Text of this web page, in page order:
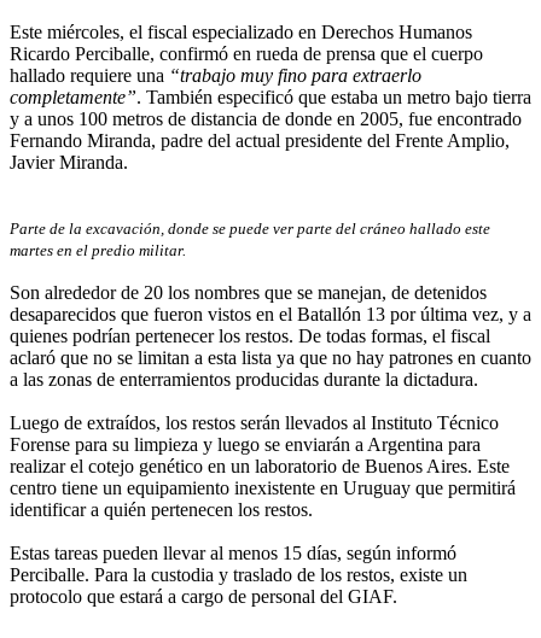
Este miércoles, el fiscal especializado en Derechos Humanos
Ricardo Perciballe, confirmó en rueda de prensa que el cuerpo
hallado requiere una “trabajo muy fino para extraerlo
completamente”. También especificó que estaba un metro bajo tierra
y a unos 100 metros de distancia de donde en 2005, fue encontrado
Fernando Miranda, padre del actual presidente del Frente Amplio,
Javier Miranda.
Parte de la excavación, donde se puede ver parte del cráneo hallado este
martes en el predio militar.
Son alrededor de 20 los nombres que se manejan, de detenidos
desaparecidos que fueron vistos en el Batallón 13 por última vez, y a
quienes podrían pertenecer los restos. De todas formas, el fiscal
aclaró que no se limitan a esta lista ya que no hay patrones en cuanto
a las zonas de enterramientos producidas durante la dictadura.
Luego de extraídos, los restos serán llevados al Instituto Técnico
Forense para su limpieza y luego se enviarán a Argentina para
realizar el cotejo genético en un laboratorio de Buenos Aires. Este
centro tiene un equipamiento inexistente en Uruguay que permitirá
identificar a quién pertenecen los restos.
Estas tareas pueden llevar al menos 15 días, según informó
Perciballe. Para la custodia y traslado de los restos, existe un
protocolo que estará a cargo de personal del GIAF.